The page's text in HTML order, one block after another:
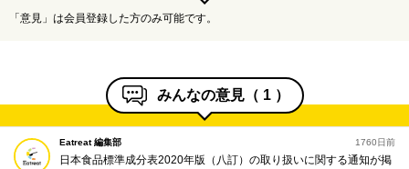
「意見」は会員登録した方のみ可能です。
みんなの意見（ 1 ）
Eatreat 編集部 1760日前
日本食品標準成分表2020年版（八訂）の取り扱いに関する通知が掲